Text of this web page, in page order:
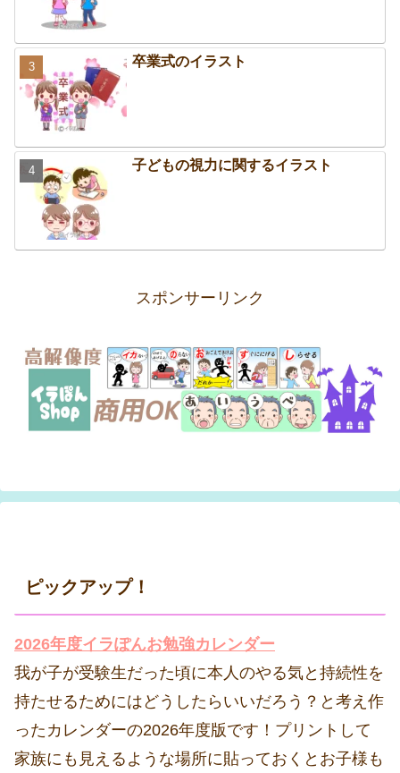
卒業式のイラスト
子どもの視力に関するイラスト
スポンサーリンク
ピックアップ！
2026年度イラぽんお勉強カレンダー
我が子が受験生だった頃に本人のやる気と持続性を
持たせるためにはどうしたらいいだろう？と考え作
ったカレンダーの2026年度版です！プリントして
家族にも見えるような場所に貼っておくとお子様も